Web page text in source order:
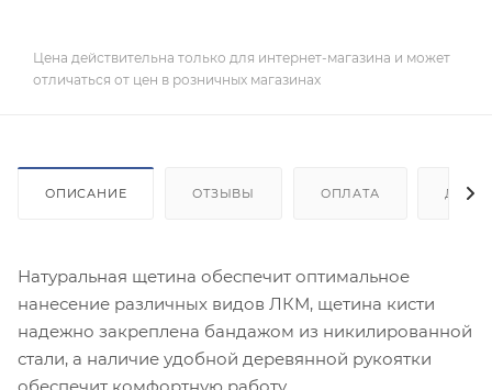
Цена действительна только для интернет-магазина и может
отличаться от цен в розничных магазинах
ОПИСАНИЕ ОТЗЫВЫ ОПЛАТА
Натуральная щетина обеспечит оптимальное
нанесение различных видов ЛКМ, щетина кисти
надежно закреплена бандажом из никилированной
стали, а наличие удобной деревянной рукоятки